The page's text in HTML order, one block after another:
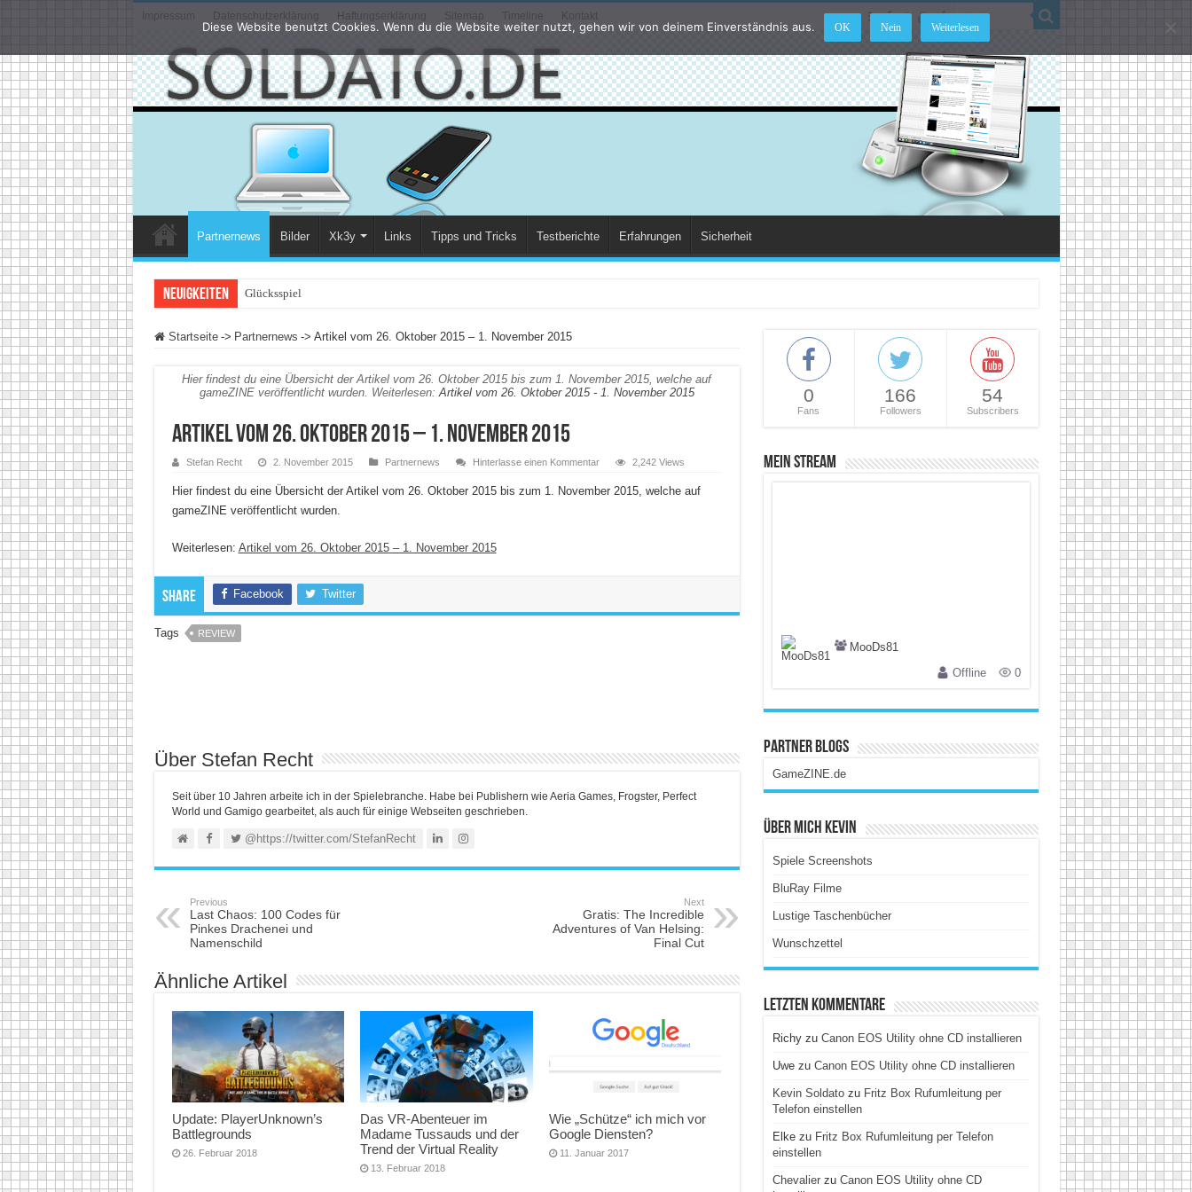
Impressum Datenschutzerklärung Haftungserklärung Sitemap Timeline Kontakt
Partnernews Bilder Xk3y Links Tipps und Tricks Testberichte Erfahrungen Sicherheit
Neuigkeiten Glücksspiel im Internet:
Startseite -> Partnernews -> Artikel vom 26. Oktober 2015 – 1. November 2015
Hier findest du eine Übersicht der Artikel vom 26. Oktober 2015 bis zum 1. November 2015, welche auf
gameZINE veröffentlicht wurden. Weiterlesen:Artikel vom 26. Oktober 2015 - 1. November 2015
Artikel vom 26. Oktober 2015 – 1. November 2015
Stefan Recht 2. November 2015 Partnernews Hinterlasse einen Kommentar 2,242 Views
Hier findest du eine Übersicht der Artikel vom 26. Oktober 2015 bis zum 1. November 2015, welche auf
gameZINE veröffentlicht wurden.
Weiterlesen: Artikel vom 26. Oktober 2015 – 1. November 2015
Share Facebook Twitter
Tags REVIEW
Über Stefan Recht
Seit über 10 Jahren arbeite ich in der Spielebranche. Habe bei Publishern wie Aeria Games, Frogster, Perfect
World und Gamigo gearbeitet, als auch für einige Webseiten geschrieben.
@https://twitter.com/StefanRecht
Previous
Last Chaos: 100 Codes für
Pinkes Drachenei und
Namenschild
Next
Gratis: The Incredible
Adventures of Van Helsing:
Final Cut
Ähnliche Artikel
Update: PlayerUnknown’s
Battlegrounds
26. Februar 2018
Das VR-Abenteuer im
Madame Tussauds und der
Trend der Virtual Reality
13. Februar 2018
Wie „Schütze“ ich mich vor
Google Diensten?
11. Januar 2017
0
Fans
166
Followers
54
Subscribers
Mein Stream
MooDs81
Offline
0
Partner Blogs
GameZINE.de
Über Mich Kevin
Spiele Screenshots
BluRay Filme
Lustige Taschenbücher
Wunschzettel
Letzten Kommentare
Richyzu Canon EOS Utility ohne CD installieren
Uwezu Canon EOS Utility ohne CD installieren
Kevin Soldatozu Fritz Box Rufumleitung per
Telefon einstellen
Elkezu Fritz Box Rufumleitung per Telefon
einstellen
Chevalierzu Canon EOS Utility ohne CD
Diese Website benutzt Cookies. Wenn du die Website weiter nutzt, gehen wir von deinem Einverständnis aus. OK Nein Weiterlesen